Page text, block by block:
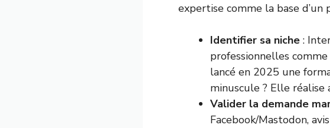
expertise comme la base
Identifier sa niche :
professionnelles
lancé en 2025 une
minuscule ? Elle réalise
Valider la demande
Facebook/Mastodon,